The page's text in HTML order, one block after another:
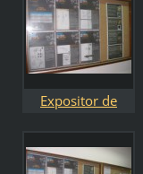
Expositor de